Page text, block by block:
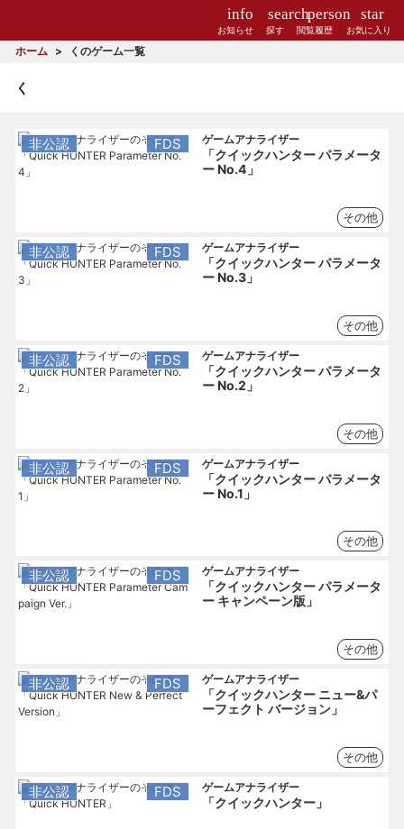
info
お知らせ
search
探す
person
閲覧履歴
star
お気に入り
ホーム くのゲーム一覧
く
非公認 FDS ゲームアナライザー
「クイックハンター パラメータ
ー No.4」
その他
非公認 FDS ゲームアナライザー
「クイックハンター パラメータ
ー No.3」
その他
非公認 FDS ゲームアナライザー
「クイックハンター パラメータ
ー No.2」
その他
非公認 FDS ゲームアナライザー
「クイックハンター パラメータ
ー No.1」
その他
非公認 FDS ゲームアナライザー
「クイックハンター パラメータ
ー キャンペーン版」
その他
非公認 FDS ゲームアナライザー
「クイックハンター ニュー&パ
ーフェクト バージョン」
その他
非公認 FDS ゲームアナライザー
「クイックハンター」